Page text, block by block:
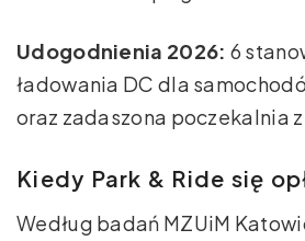
Udogodnienia 2026: 6
ładowania DC dla
oraz zadaszona poczekalnia
Kiedy Park & Ride się
Według badań MZUiM